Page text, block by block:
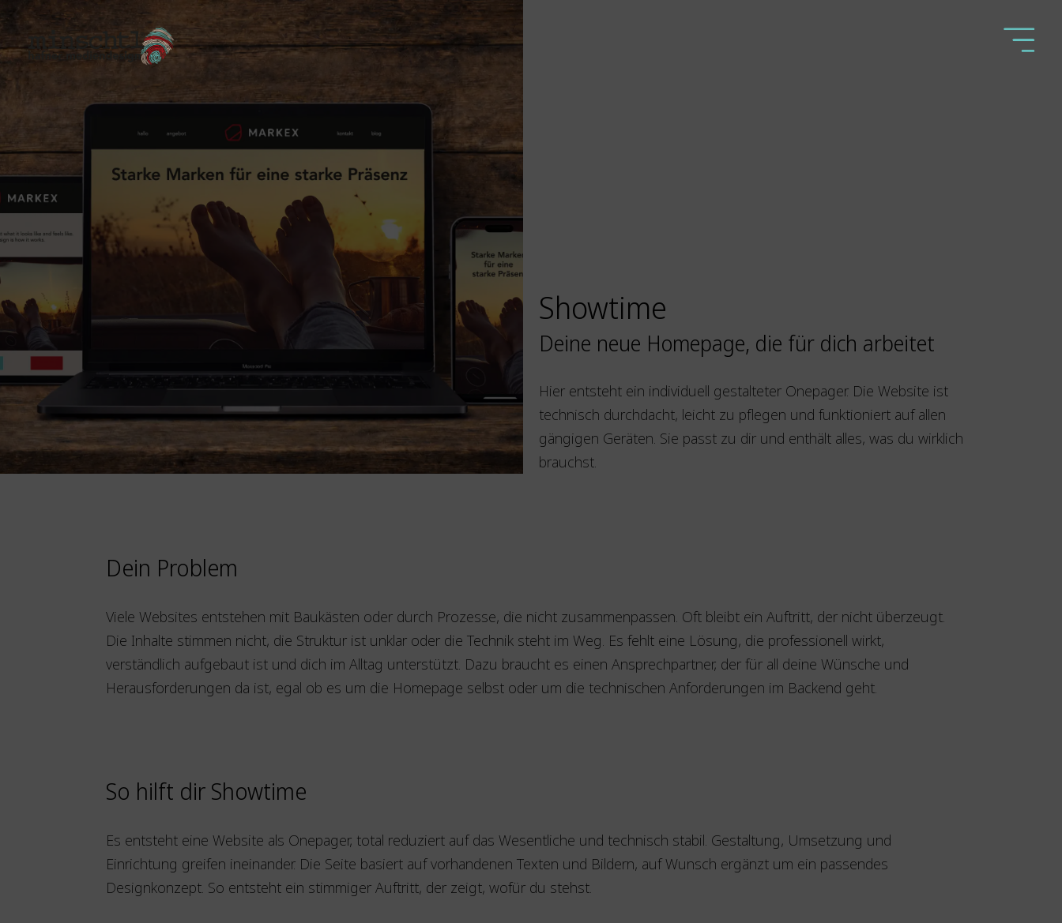
Showtime
Deine neue Homepage, die für dich arbeitet
Hier entsteht ein individuell gestalteter Onepager. Die Website ist
technisch durchdacht, leicht zu pflegen und funktioniert auf allen
gängigen Geräten. Sie passt zu dir und enthält alles, was du wirklich
brauchst.
Dein Problem
Viele Websites entstehen mit Baukästen oder durch Prozesse, die nicht zusammenpassen. Oft bleibt ein Auftritt, der nicht überzeugt.
Die Inhalte stimmen nicht, die Struktur ist unklar oder die Technik steht im Weg. Es fehlt eine Lösung, die professionell wirkt,
verständlich aufgebaut ist und dich im Alltag unterstützt. Dazu braucht es einen Ansprechpartner, der für all deine Wünsche und
Herausforderungen da ist, egal ob es um die Homepage selbst oder um die technischen Anforderungen im Backend geht.
So hilft dir Showtime
Es entsteht eine Website als Onepager, total reduziert auf das Wesentliche und technisch stabil. Gestaltung, Umsetzung und
Einrichtung greifen ineinander. Die Seite basiert auf vorhandenen Texten und Bildern, auf Wunsch ergänzt um ein passendes
Designkonzept. So entsteht ein stimmiger Auftritt, der zeigt, wofür du stehst.